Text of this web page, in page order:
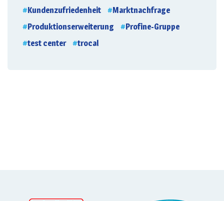
Kundenzufriedenheit
Marktnachfrage
Produktionserweiterung
Profine-Gruppe
test center
trocal